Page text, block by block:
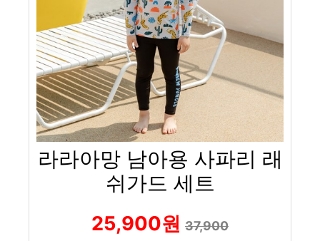
라라아망 남아용 사파리 래
쉬가드 세트
25,900원 37,900